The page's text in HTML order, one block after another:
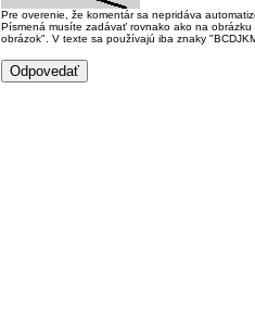
Pre overenie, že komentár sa nepridáva
Písmená musíte zadávať rovnako ako na
obrázok". V texte sa používajú iba znaky